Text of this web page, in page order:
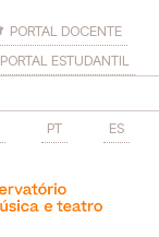
PORTAL DOCENTE
PORTAL ESTUDANTIL
PT ES